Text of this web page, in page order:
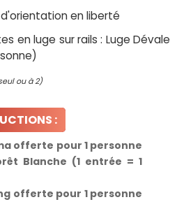
en liberté
en luge sur rails : Luge Dévale
ou à 2)
:
offerte pour 1 personne
Blanche (1 entrée = 1
offerte pour 1 personne